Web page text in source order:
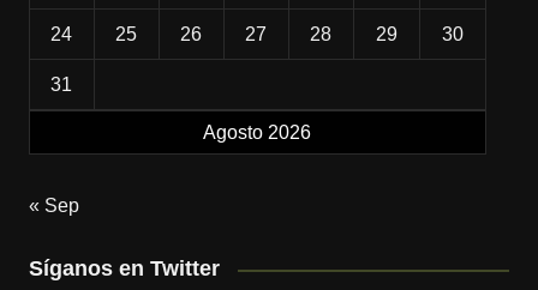
Agosto 2026
24 25 26 27 28 29 30
31
« Sep
Síganos en Twitter